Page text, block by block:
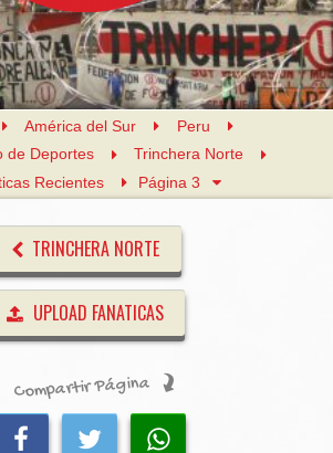
América del Sur
Peru
de Deportes
Trinchera Norte
Recientes
Página 3
TRINCHERA NORTE
UPLOAD FANATICAS
Compartir Página